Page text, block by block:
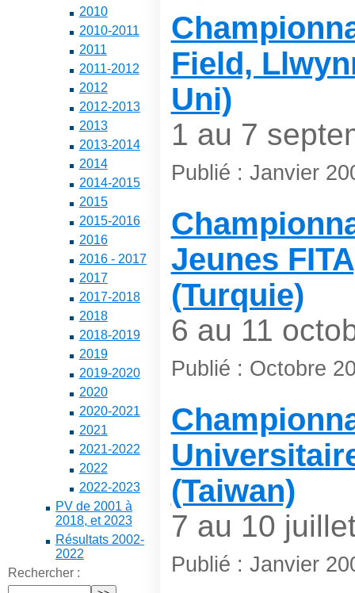
2010
2010-2011
2011
2011-2012
2012
2012-2013
2013
2013-2014
2014
2014-2015
2015
2015-2016
2016
2016 - 2017
2017
2017-2018
2018
2018-2019
2019
2019-2020
2020
2020-2021
2021
2021-2022
2022
2022-2023
PV de 2001 à
2018, et 2023
Résultats 2002-
2022
Rechercher :
Field,
Uni)
1 au 7
Publié : Janvier
Jeunes
(Turquie)
6 au 11
Publié : Octobre
(Taiwan)
7 au 10
Publié : Janvier